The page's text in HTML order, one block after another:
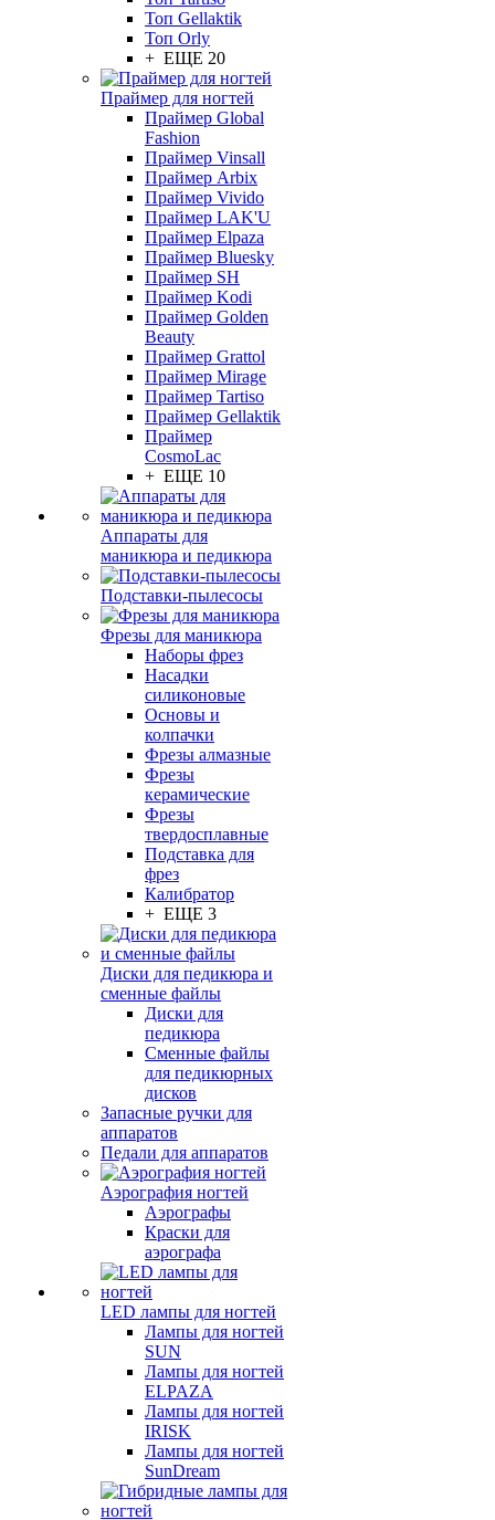
Топ Gellaktik
Топ Orly
+ ЕЩЕ 20
Праймер для ногтей
Праймер Global
Fashion
Праймер Vinsall
Праймер Arbix
Праймер Vivido
Праймер LAK'U
Праймер Elpaza
Праймер Bluesky
Праймер SH
Праймер Kodi
Праймер Golden
Beauty
Праймер Grattol
Праймер Mirage
Праймер Tartiso
Праймер Gellaktik
Праймер
CosmoLac
+ ЕЩЕ 10
Аппараты для
маникюра и педикюра
Подставки-пылесосы
Фрезы для маникюра
Наборы фрез
Насадки
силиконовые
Основы и
колпачки
Фрезы алмазные
Фрезы
керамические
Фрезы
твердосплавные
Подставка для
фрез
Калибратор
+ ЕЩЕ 3
Диски для педикюра и
сменные файлы
Диски для
педикюра
Сменные файлы
для педикюрных
дисков
Запасные ручки для
аппаратов
Педали для аппаратов
Аэрография ногтей
Аэрографы
Краски для
аэрографа
LED лампы для ногтей
Лампы для ногтей
SUN
Лампы для ногтей
ELPAZA
Лампы для ногтей
IRISK
Лампы для ногтей
SunDream